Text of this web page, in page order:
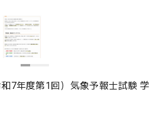
和7年度第1回）気象予報士試験 学